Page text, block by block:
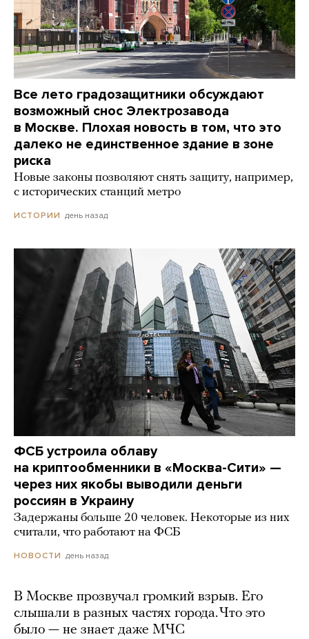
Все лето градозащитники обсуждают
возможный снос Электрозавода
в Москве. Плохая новость в том, что это
далеко не единственное здание в зоне
риска
Новые законы позволяют снять защиту, например,
с исторических станций метро
ИСТОРИИ день назад
ФСБ устроила облаву
на криптообменники в «Москва-Сити» —
через них якобы выводили деньги
россиян в Украину
Задержаны больше 20 человек. Некоторые из них
считали, что работают на ФСБ
НОВОСТИ день назад
В Москве прозвучал громкий взрыв. Его
слышали в разных частях города. Что это
было — не знает даже МЧС